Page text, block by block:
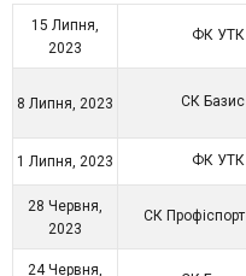
15 Липня,
2023
ФК УТК
8 Липня, 2023 СК Базис
1 Липня, 2023 ФК УТК
28 Червня,
2023
СК Профіспорт
24 Червня,